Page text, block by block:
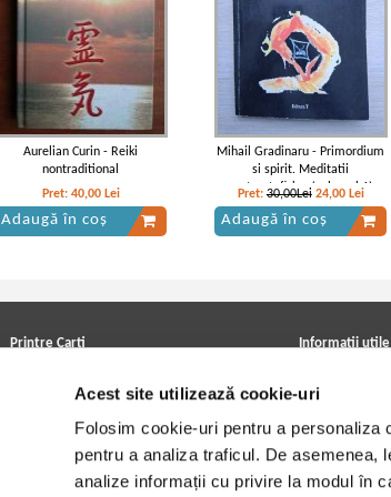
Acest site utilizează cookie-uri
Folosim cookie-uri pentru a personaliza
pentru a analiza traficul. De asemenea,
analize informații cu privire la modul în
Aurelian Curin - Reiki
nontraditional
Pret: 40,00 Lei
Adaugă în coș
Mihail Gradinaru - Primordium
si spirit. Meditatii
postmetafizice (volumul 1)
Pret:30,00Lei 24,00 Lei
Adaugă în coș
Printre Carti
Cele mai căutate cărți
Blog Printre Carti
Informatii utile
Achizitii viniluri,
Cum cumpar?
Politica de livrare
Retur comenzi
Angajari - Cariere